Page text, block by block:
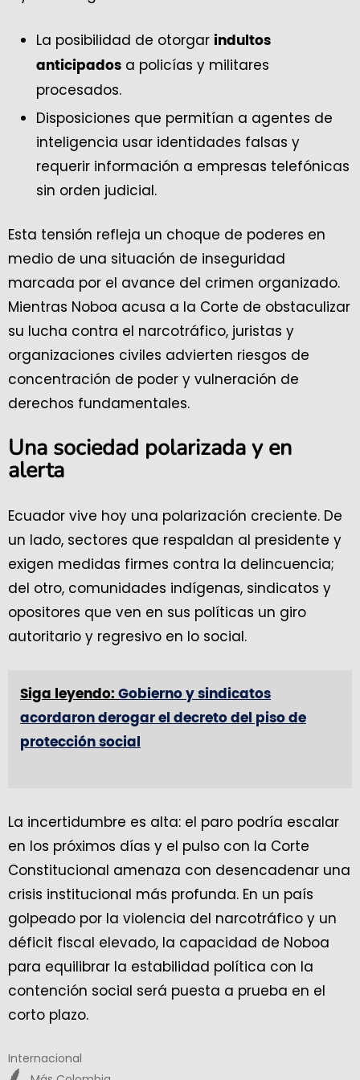
La posibilidad de otorgar indultos
anticipados a policías y militares
procesados.
Disposiciones que permitían a agentes de
inteligencia usar identidades falsas y
requerir información a empresas telefónicas
sin orden judicial.
Esta tensión refleja un choque de poderes en
medio de una situación de inseguridad
marcada por el avance del crimen organizado.
Mientras Noboa acusa a la Corte de obstaculizar
su lucha contra el narcotráfico, juristas y
organizaciones civiles advierten riesgos de
concentración de poder y vulneración de
derechos fundamentales.
Una sociedad polarizada y en
alerta
Ecuador vive hoy una polarización creciente. De
un lado, sectores que respaldan al presidente y
exigen medidas firmes contra la delincuencia;
del otro, comunidades indígenas, sindicatos y
opositores que ven en sus políticas un giro
autoritario y regresivo en lo social.
Siga leyendo: Gobierno y sindicatos
acordaron derogar el decreto del piso de
protección social
La incertidumbre es alta: el paro podría escalar
en los próximos días y el pulso con la Corte
Constitucional amenaza con desencadenar una
crisis institucional más profunda. En un país
golpeado por la violencia del narcotráfico y un
déficit fiscal elevado, la capacidad de Noboa
para equilibrar la estabilidad política con la
contención social será puesta a prueba en el
corto plazo.
Internacional